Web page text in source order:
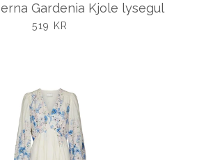
Gardenia Kjole lysegul
UDSALGSPRIS
519 KR